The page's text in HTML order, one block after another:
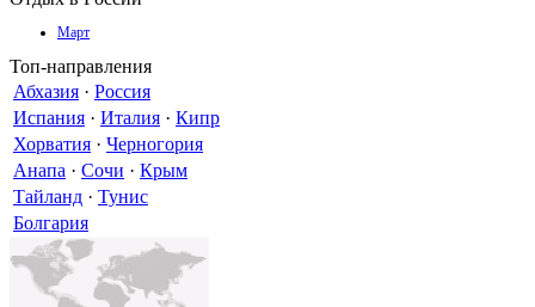
Март
Топ-направления
Абхазия · Россия
Испания · Италия · Кипр
Хорватия · Черногория
Анапа · Сочи · Крым
Тайланд · Тунис
Болгария